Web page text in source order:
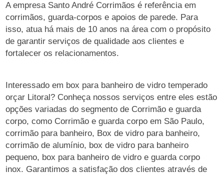
A empresa Santo André Corrimãos é referência em
corrimãos, guarda-corpos e apoios de parede. Para
isso, atua há mais de 10 anos na área com o propósito
de garantir serviços de qualidade aos clientes e
fortalecer os relacionamentos.
Interessado em box para banheiro de vidro temperado
orçar Litoral? Conheça nossos serviços entre eles estão
opções variadas do segmento de Corrimão e guarda
corpo, como Corrimão e guarda corpo em São Paulo,
corrimão para banheiro, Box de vidro para banheiro,
corrimão de alumínio, box de vidro para banheiro
pequeno, box para banheiro de vidro e guarda corpo
inox. Garantimos a satisfação dos clientes através de